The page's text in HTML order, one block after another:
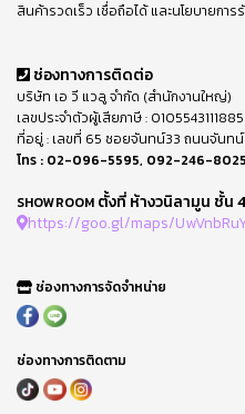
สินค้ารวดเร็ว เชื่อถือได้ และนโยบายกา
ช่องทางการติดต่อ
บริษัท เอ วี แวลู จำกัด (สำนักงานใหญ่)
เลขประจำตัวผู้เสียภาษี : 0105543111885
ที่อยู่ : เลขที่ 65 ซอยจันทน์33 ถนนจันท
โทร : 02-096-5595, 092-246-8025
SHOWROOM ตั้งที่ ห้างวนิลามูน ชั้น 4
https://goo.gl/maps/
ช่องทางการจัดจำหน่าย
ช่องทางการติดตาม